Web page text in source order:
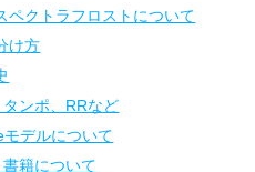
ペクトラフロストについて
け方
ンポ、RRなど
デルについて
籍について